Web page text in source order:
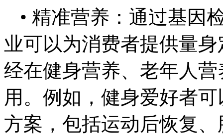
• 精准营养：通过基因
业可以为消费者提供量
经在健身营养、老年人
用。例如，健身爱好者
方案，包括运动后恢复